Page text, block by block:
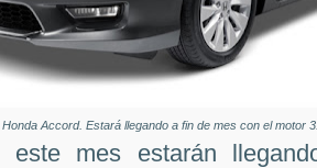
Accord. Estará llegando a fin de mes con el motor
este mes estarán